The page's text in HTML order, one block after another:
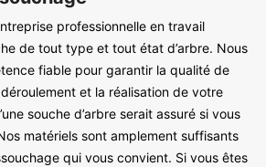
professionnelle en travail
de tout type et tout état d’arbre. Nous
fiable pour garantir la qualité de
et la réalisation de votre
souche d’arbre serait assuré si vous
matériels sont amplement suffisants
qui vous convient. Si vous êtes